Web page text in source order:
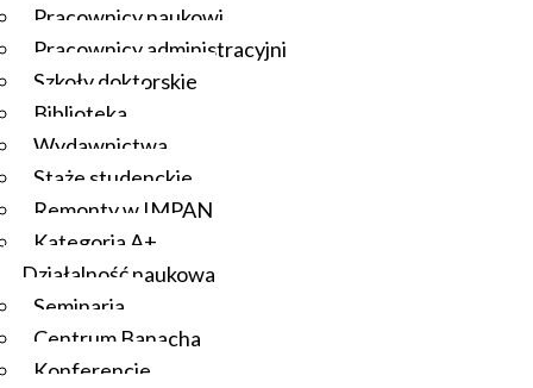
Pracownicy naukowi
Pracownicy administracyjni
Szkoły doktorskie
Biblioteka
Wydawnictwa
Staże studenckie
Remonty w IMPAN
Kategoria A+
Działalność naukowa
Seminaria
Centrum Banacha
Konferencje